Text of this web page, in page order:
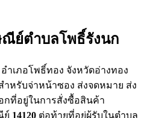
ย์ตำบลโพธิ์รังนก
อำเภอโพธิ์ทอง จังหวัดอ่างทอง
ำหรับจ่าหน้าซอง ส่งจดหมาย ส่ง
กที่อยู่ในการสั่งซื้อสินค้า
ย์ 14120 ต่อท้ายที่อยู่ผู้รับในตำบล